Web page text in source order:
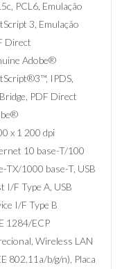
PCL6, Emulação
3, Emulação
Direct
Adobe®
IPDS,
PDF Direct
x 1 200 dpi
10 base-T/100
TX/1000 base-T, USB
I/F Type A, USB
I/F Type B
1284/ECP
Wireless LAN
802.11a/b/g/n), Placa